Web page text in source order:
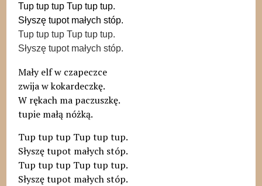
Tup tup tup Tup tup tup.
Słyszę tupot małych stóp.
Tup tup tup Tup tup tup.
​Słyszę tupot małych stóp.
Mały elf w czapeczce
zwija w kokardeczkę.
W rękach ma paczuszkę.
tupie małą nóżką.
Tup tup tup Tup tup tup.
Słyszę tupot małych stóp.
Tup tup tup Tup tup tup.
​Słyszę tupot małych stóp.